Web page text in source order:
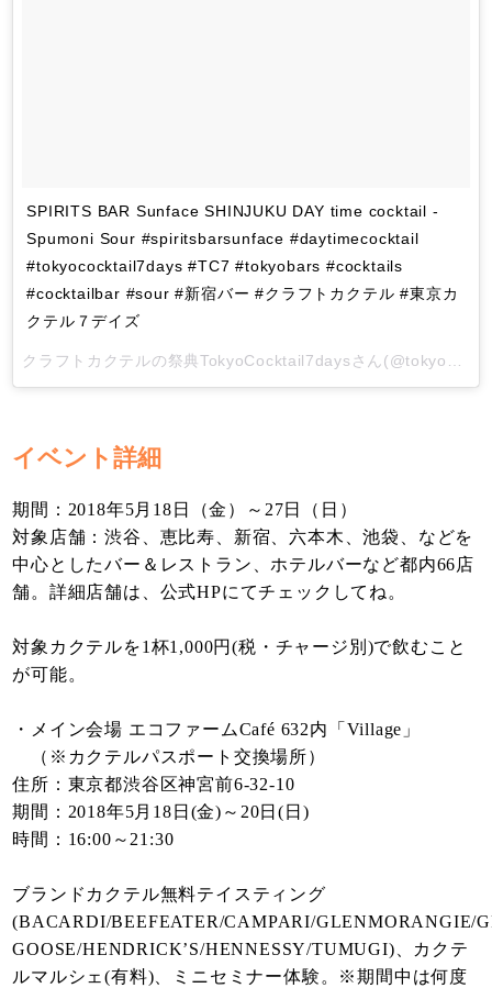
SPIRITS BAR Sunface SHINJUKU DAY time cocktail -
Spumoni Sour #spiritsbarsunface #daytimecocktail
#tokyococktail7days #TC7 #tokyobars #cocktails
#cocktailbar #sour #新宿バー #クラフトカクテル #東京カ
クテル７デイズ
クラフトカクテルの祭典TokyoCocktail7days さん(@tokyococktail7days)がシェアした投稿 -
イベント詳細
期間：2018年5月18日（金）～27日（日）
対象店舗：渋谷、恵比寿、新宿、六本木、池袋、などを
中心としたバー＆レストラン、ホテルバーなど都内66店
舗。詳細店舗は、公式HPにてチェックしてね。
対象カクテルを1杯1,000円(税・チャージ別)で飲むこと
が可能。
・メイン会場 エコファームCafé 632内「Village」
（※カクテルパスポート交換場所）
住所：東京都渋谷区神宮前6-32-10
期間：2018年5月18日(金)～20日(日)
時間：16:00～21:30
ブランドカクテル無料テイスティング
(BACARDI/BEEFEATER/CAMPARI/GLENMORANGIE/
GOOSE/HENDRICK’S/HENNESSY/TUMUGI)、カクテ
ルマルシェ(有料)、ミニセミナー体験。※期間中は何度